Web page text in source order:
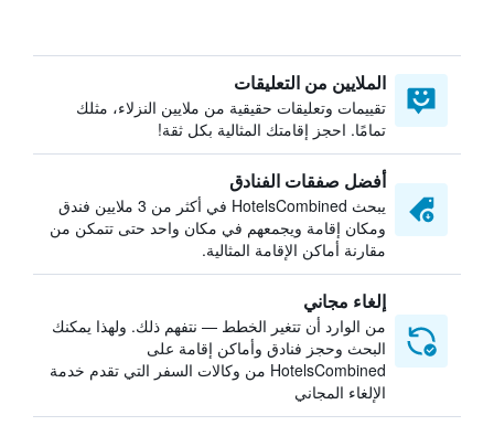
الملايين من التعليقات
تقييمات وتعليقات حقيقية من ملايين النزلاء، مثلك
تمامًا. احجز إقامتك المثالية بكل ثقة!
أفضل صفقات الفنادق
يبحث HotelsCombined في أكثر من 3 ملايين فندق
ومكان إقامة ويجمعهم في مكان واحد حتى تتمكن من
مقارنة أماكن الإقامة المثالية.
إلغاء مجاني
من الوارد أن تتغير الخطط — نتفهم ذلك. ولهذا يمكنك
البحث وحجز فنادق وأماكن إقامة على
HotelsCombined من وكالات السفر التي تقدم خدمة
الإلغاء المجاني